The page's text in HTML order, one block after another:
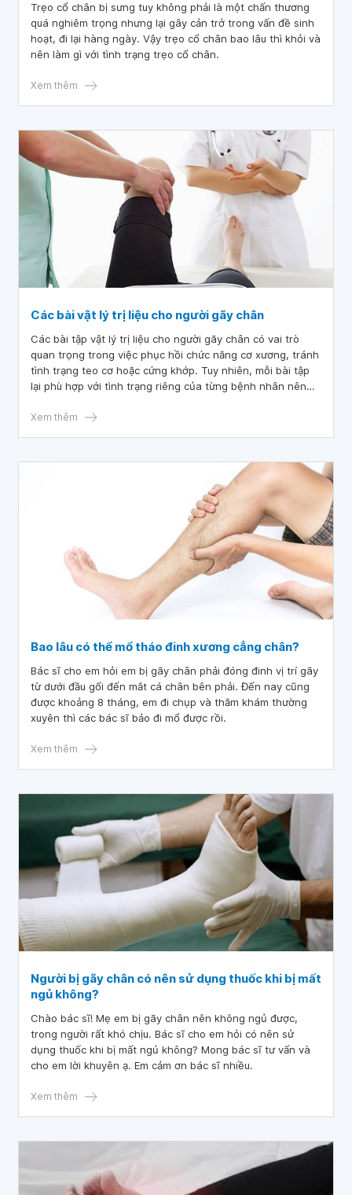
Trẹo cổ chân bị sưng tuy không phải là một chấn thương
quá nghiêm trọng nhưng lại gây cản trở trong vấn đề sinh
hoạt, đi lại hàng ngày. Vậy trẹo cổ chân bao lâu thì khỏi và
nên làm gì với tình trạng trẹo cổ chân.
Xem thêm
Các bài vật lý trị liệu cho người gãy chân
Các bài tập vật lý trị liệu cho người gãy chân có vai trò
quan trọng trong việc phục hồi chức năng cơ xương, tránh
tình trạng teo cơ hoặc cứng khớp. Tuy nhiên, mỗi bài tập
lại phù hợp với tình trạng riêng của từng bệnh nhân nên
Xem thêm
Bao lâu có thể mổ tháo đinh xương cẳng chân?
Bác sĩ cho em hỏi em bị gãy chân phải đóng đinh vị trí gãy
từ dưới đầu gối đến mắt cá chân bên phải. Đến nay cũng
được khoảng 8 tháng, em đi chụp và thăm khám thường
xuyên thì các bác sĩ bảo đi mổ được rồi.
Xem thêm
Người bị gãy chân có nên sử dụng thuốc khi bị mất
ngủ không?
Chào bác sĩ! Mẹ em bị gãy chân nên không ngủ được,
trong người rất khó chịu. Bác sĩ cho em hỏi có nên sử
dụng thuốc khi bị mất ngủ không? Mong bác sĩ tư vấn và
cho em lời khuyên ạ. Em cảm ơn bác sĩ nhiều.
Xem thêm